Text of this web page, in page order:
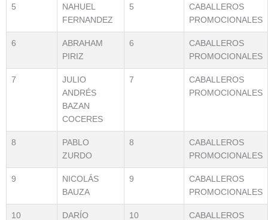
5
NAHUEL
FERNANDEZ
5
CABALLEROS
PROMOCIONALES
6
ABRAHAM
PIRIZ
6
CABALLEROS
PROMOCIONALES
7
JULIO
ANDRÉS
BAZAN
COCERES
7
CABALLEROS
PROMOCIONALES
8
PABLO
ZURDO
8
CABALLEROS
PROMOCIONALES
9
NICOLÁS
BAUZA
9
CABALLEROS
PROMOCIONALES
10
DARÍO
10
CABALLEROS